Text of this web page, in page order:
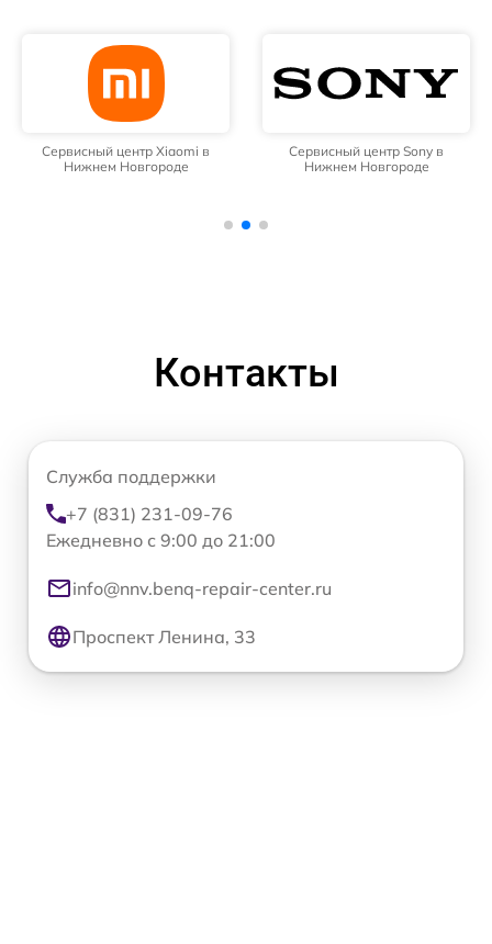
Сервисный центр Xiaomi в
Нижнем Новгороде
Сервисный центр Sony в
Нижнем Новгороде
Контакты
Служба поддержки
+7 (831) 231-09-76
Ежедневно с 9:00 до 21:00
info@nnv.benq-repair-center.ru
Проспект Ленина, 33